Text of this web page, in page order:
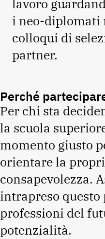
lavoro
i neo-diplomati
colloqui di
partner.
Perché
Per chi sta
la scuola
momento giusto
orientare la
consapevolezza.
intrapreso questo
professioni del
potenzialità.